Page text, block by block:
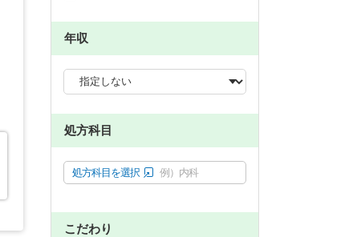
年収
処方科目
処方科目を選択 例）内科
こだわり